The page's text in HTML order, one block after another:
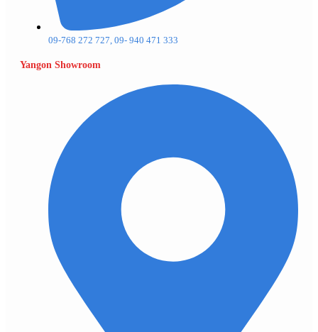
09-768 272 727, 09- 940 471 333
Yangon Showroom